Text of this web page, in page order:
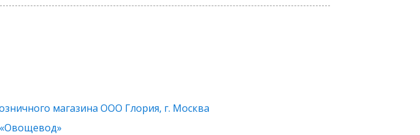
магазина ООО Глория, г. Москва